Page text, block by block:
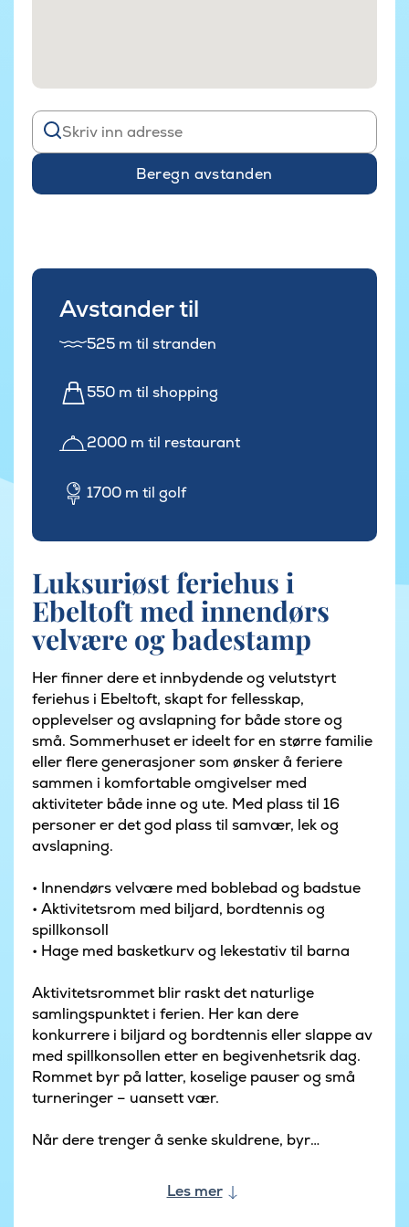
Beregn avstanden
Avstander til
525 m til stranden
550 m til shopping
2000 m til restaurant
1700 m til golf
Luksuriøst feriehus i
Ebeltoft med innendørs
velvære og badestamp
Her finner dere et innbydende og velutstyrt
feriehus i Ebeltoft, skapt for fellesskap,
opplevelser og avslapning for både store og
små. Sommerhuset er ideelt for en større familie
eller flere generasjoner som ønsker å feriere
sammen i komfortable omgivelser med
aktiviteter både inne og ute. Med plass til 16
personer er det god plass til samvær, lek og
avslapning.
• Innendørs velvære med boblebad og badstue
• Aktivitetsrom med biljard, bordtennis og
spillkonsoll
• Hage med basketkurv og lekestativ til barna
Aktivitetsrommet blir raskt det naturlige
samlingspunktet i ferien. Her kan dere
konkurrere i biljard og bordtennis eller slappe av
med spillkonsollen etter en begivenhetsrik dag.
Rommet byr på latter, koselige pauser og små
turneringer – uansett vær.
Når dere trenger å senke skuldrene, byr
Det innendørs boblebadet og badstuen kan
nytes året rundt, mens badestampen er perfekt
Les mer